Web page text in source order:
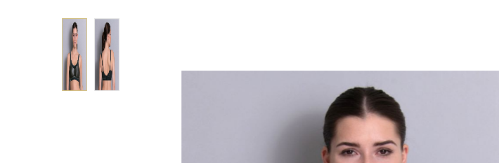
Bildergalerie überspringen